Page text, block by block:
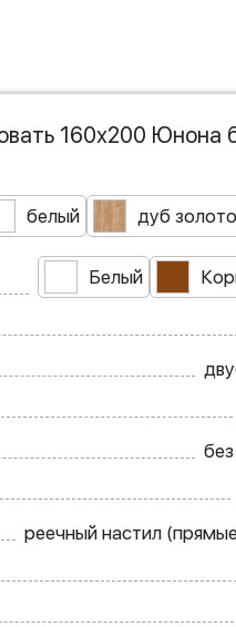
160х200 Юнона
белый дуб
Белый
реечный настил